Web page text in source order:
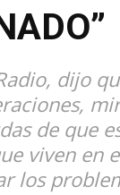
dijo
de que
viven en
los